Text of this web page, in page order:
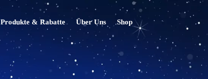
Produkte & Rabatte Über Uns Shop